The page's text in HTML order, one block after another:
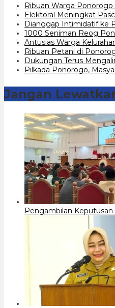
Ribuan Warga
Elektoral Meningkat
Dianggap Intimidatif ke
1000 Seniman Reog
Antusias Warga
Ribuan Petani di
Dukungan Terus
Pilkada Ponorogo,
Jangan
Pengambilan